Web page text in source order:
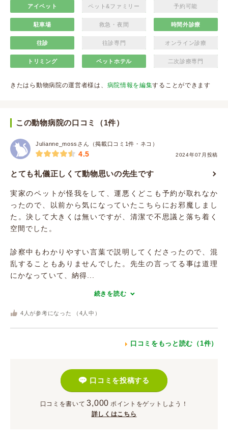
アイペット ペット&ファミリー 予約可能
駐車場 救急・夜間 時間外診療
往診 往診専門 オンライン診療
トリミング ペットホテル 二次診療専門
きたはら動物病院の運営者様は、 病院情報を編集することができます
この動物病院の口コミ（1件）
Julianne_mossさん（掲載口コミ1件・ネコ）
2024年07月投稿
4.5
とても礼儀正しくて動物思いの先生です
実家のペットが怪我をして、運悪くどこも予約が取れなか
ったので、以前から気になっていたこちらにお邪魔しまし
た。決して大きくは無いですが、清潔で不思議と落ち着く
空間でした。
診察中もわかりやすい言葉で説明してくださったので、混
乱することもありませんでした。先生の言ってる事は道理
にかなっていて、納得...
続きを読む
4 人が参考になった （ 4 人中）
口コミをもっと読む（1件）
口コミを投稿する
口コミを書いて 3,000 ポイント をゲットしよう！
詳しくはこちら